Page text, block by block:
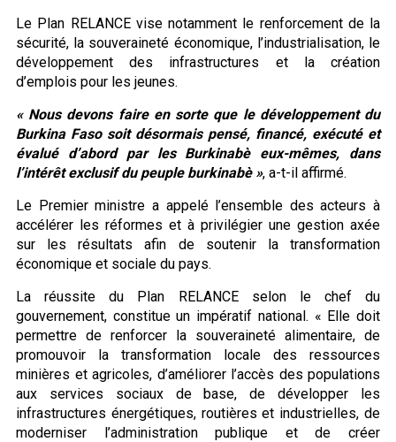
Le Plan RELANCE vise notamment le renforcement de la
sécurité, la souveraineté économique, l’industrialisation, le
développement des infrastructures et la création
d’emplois pour les jeunes.
« Nous devons faire en sorte que le développement du
Burkina Faso soit désormais pensé, financé, exécuté et
évalué d’abord par les Burkinabè eux-mêmes, dans
l’intérêt exclusif du peuple burkinabè », a-t-il affirmé.
Le Premier ministre a appelé l’ensemble des acteurs à
accélérer les réformes et à privilégier une gestion axée
sur les résultats afin de soutenir la transformation
économique et sociale du pays.
La réussite du Plan RELANCE selon le chef du
gouvernement, constitue un impératif national. « Elle doit
permettre de renforcer la souveraineté alimentaire, de
promouvoir la transformation locale des ressources
minières et agricoles, d’améliorer l’accès des populations
aux services sociaux de base, de développer les
infrastructures énergétiques, routières et industrielles, de
moderniser l’administration publique et de créer